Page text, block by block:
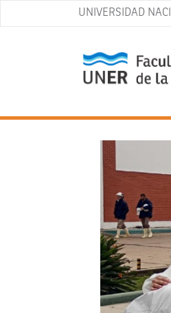
UNIVERSIDAD